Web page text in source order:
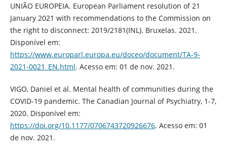
UNIÃO EUROPEIA. European Parliament resolution of 21
January 2021 with recommendations to the Commission on
the right to disconnect: 2019/2181(INL). Bruxelas. 2021.
Disponível em:
https://www.europarl.europa.eu/doceo/document/TA-9-
2021-0021_EN.html. Acesso em: 01 de nov. 2021.
VIGO, Daniel et al. Mental health of communities during the
COVID-19 pandemic. The Canadian Journal of Psychiatry, 1-7,
2020. Disponível em:
https://doi.org/10.1177/0706743720926676. Acesso em: 01
de nov. 2021.